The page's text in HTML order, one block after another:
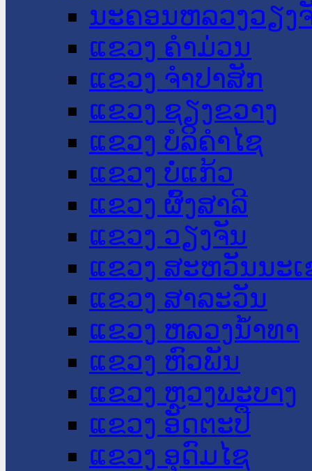
ນະ​ຄອນ​ຫລວງວຽງ
ແຂວງ ຄໍາມ່ວນ
ແຂວງ ຈໍາປາສັກ
ແຂວງ ຊຽງຂວາງ
ແຂວງ ບໍລິຄໍາໄຊ
ແຂວງ ບໍ່ແກ້ວ
ແຂວງ ຜົ້ງສາລີ
ແຂວງ ວຽງຈັນ
ແຂວງ ສະຫວັນນະ
ແຂວງ ສາລະວັນ
ແຂວງ ຫລວງນໍ້າທາ
ແຂວງ ຫົວພັນ
ແຂວງ ຫຼວງພະບາງ
ແຂວງ ອັດຕະປື
ແຂວງ ອຸດົມໄຊ